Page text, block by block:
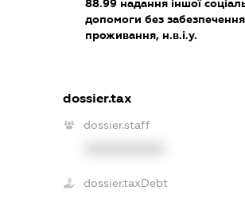
88.99надання іншої
допомоги без забезпечення
проживання, н.в.і.у.
dossier.tax
dossier.staff
dossier.taxDebt